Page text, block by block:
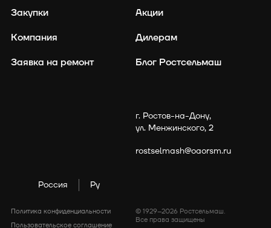
Закупки
Компания
Заявка на ремонт
Акции
Дилерам
Блог Ростсельмаш
rostselmash@oaorsm.ru
г. Ростов-на-Дону,
ул. Менжинского, 2
Россия Ру
Политика конфиденциальности
Пользовательское соглашение
© 1929–2026 Ростсельмаш.
Все права защищены
политикой cookies